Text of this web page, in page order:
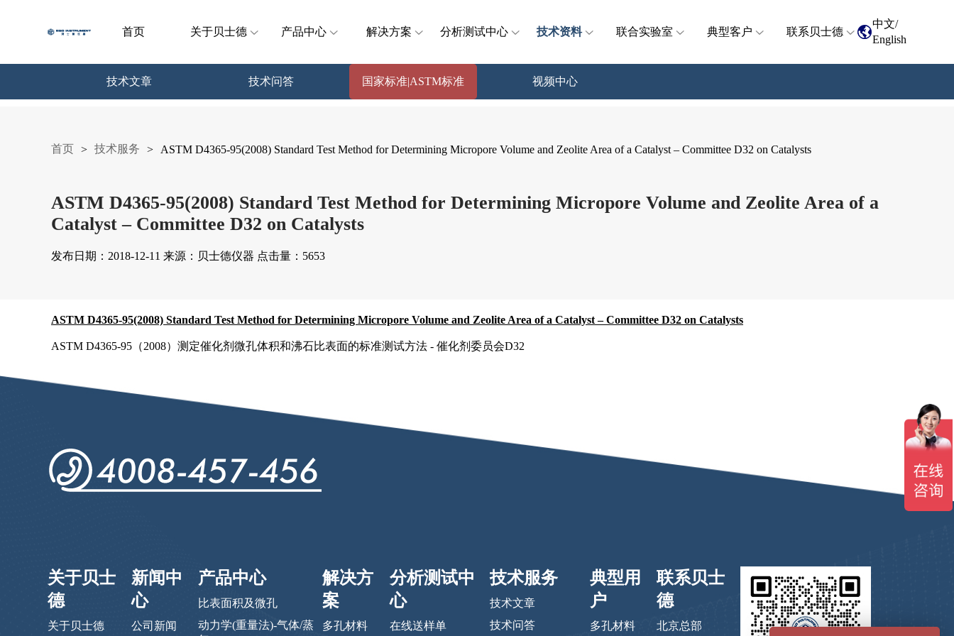
首页 关于贝士德 产品中心 解决方案 分析测试中心 技术资料 联合实验室 典型客户 联系贝士德
中文/
English
技术文章 技术问答 国家标准|ASTM标准 视频中心
首页 > 技术服务 > ASTM D4365-95(2008) Standard Test Method for Determining Micropore Volume and Zeolite Area of a Catalyst – Committee D32 on Catalysts
ASTM D4365-95(2008) Standard Test Method for Determining Micropore Volume and Zeolite Area of a
Catalyst – Committee D32 on Catalysts
发布日期：2018-12-11 来源：贝士德仪器 点击量：5653
ASTM D4365-95(2008) Standard Test Method for Determining Micropore Volume and Zeolite Area of a Catalyst – Committee D32 on Catalysts
ASTM D4365-95（2008）测定催化剂微孔体积和沸石比表面的标准测试方法 - 催化剂委员会D32
关于贝士
德
关于贝士德
新闻中
心
公司新闻
产品中心
比表面积及微孔
动力学(重量法)-气体/蒸
解决方
案
多孔材料
分析测试中
心
在线送样单
技术服务
技术文章
技术问答
典型用
户
多孔材料
联系贝士
德
北京总部